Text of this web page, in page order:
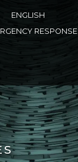
ENGLISH
RESPONSE